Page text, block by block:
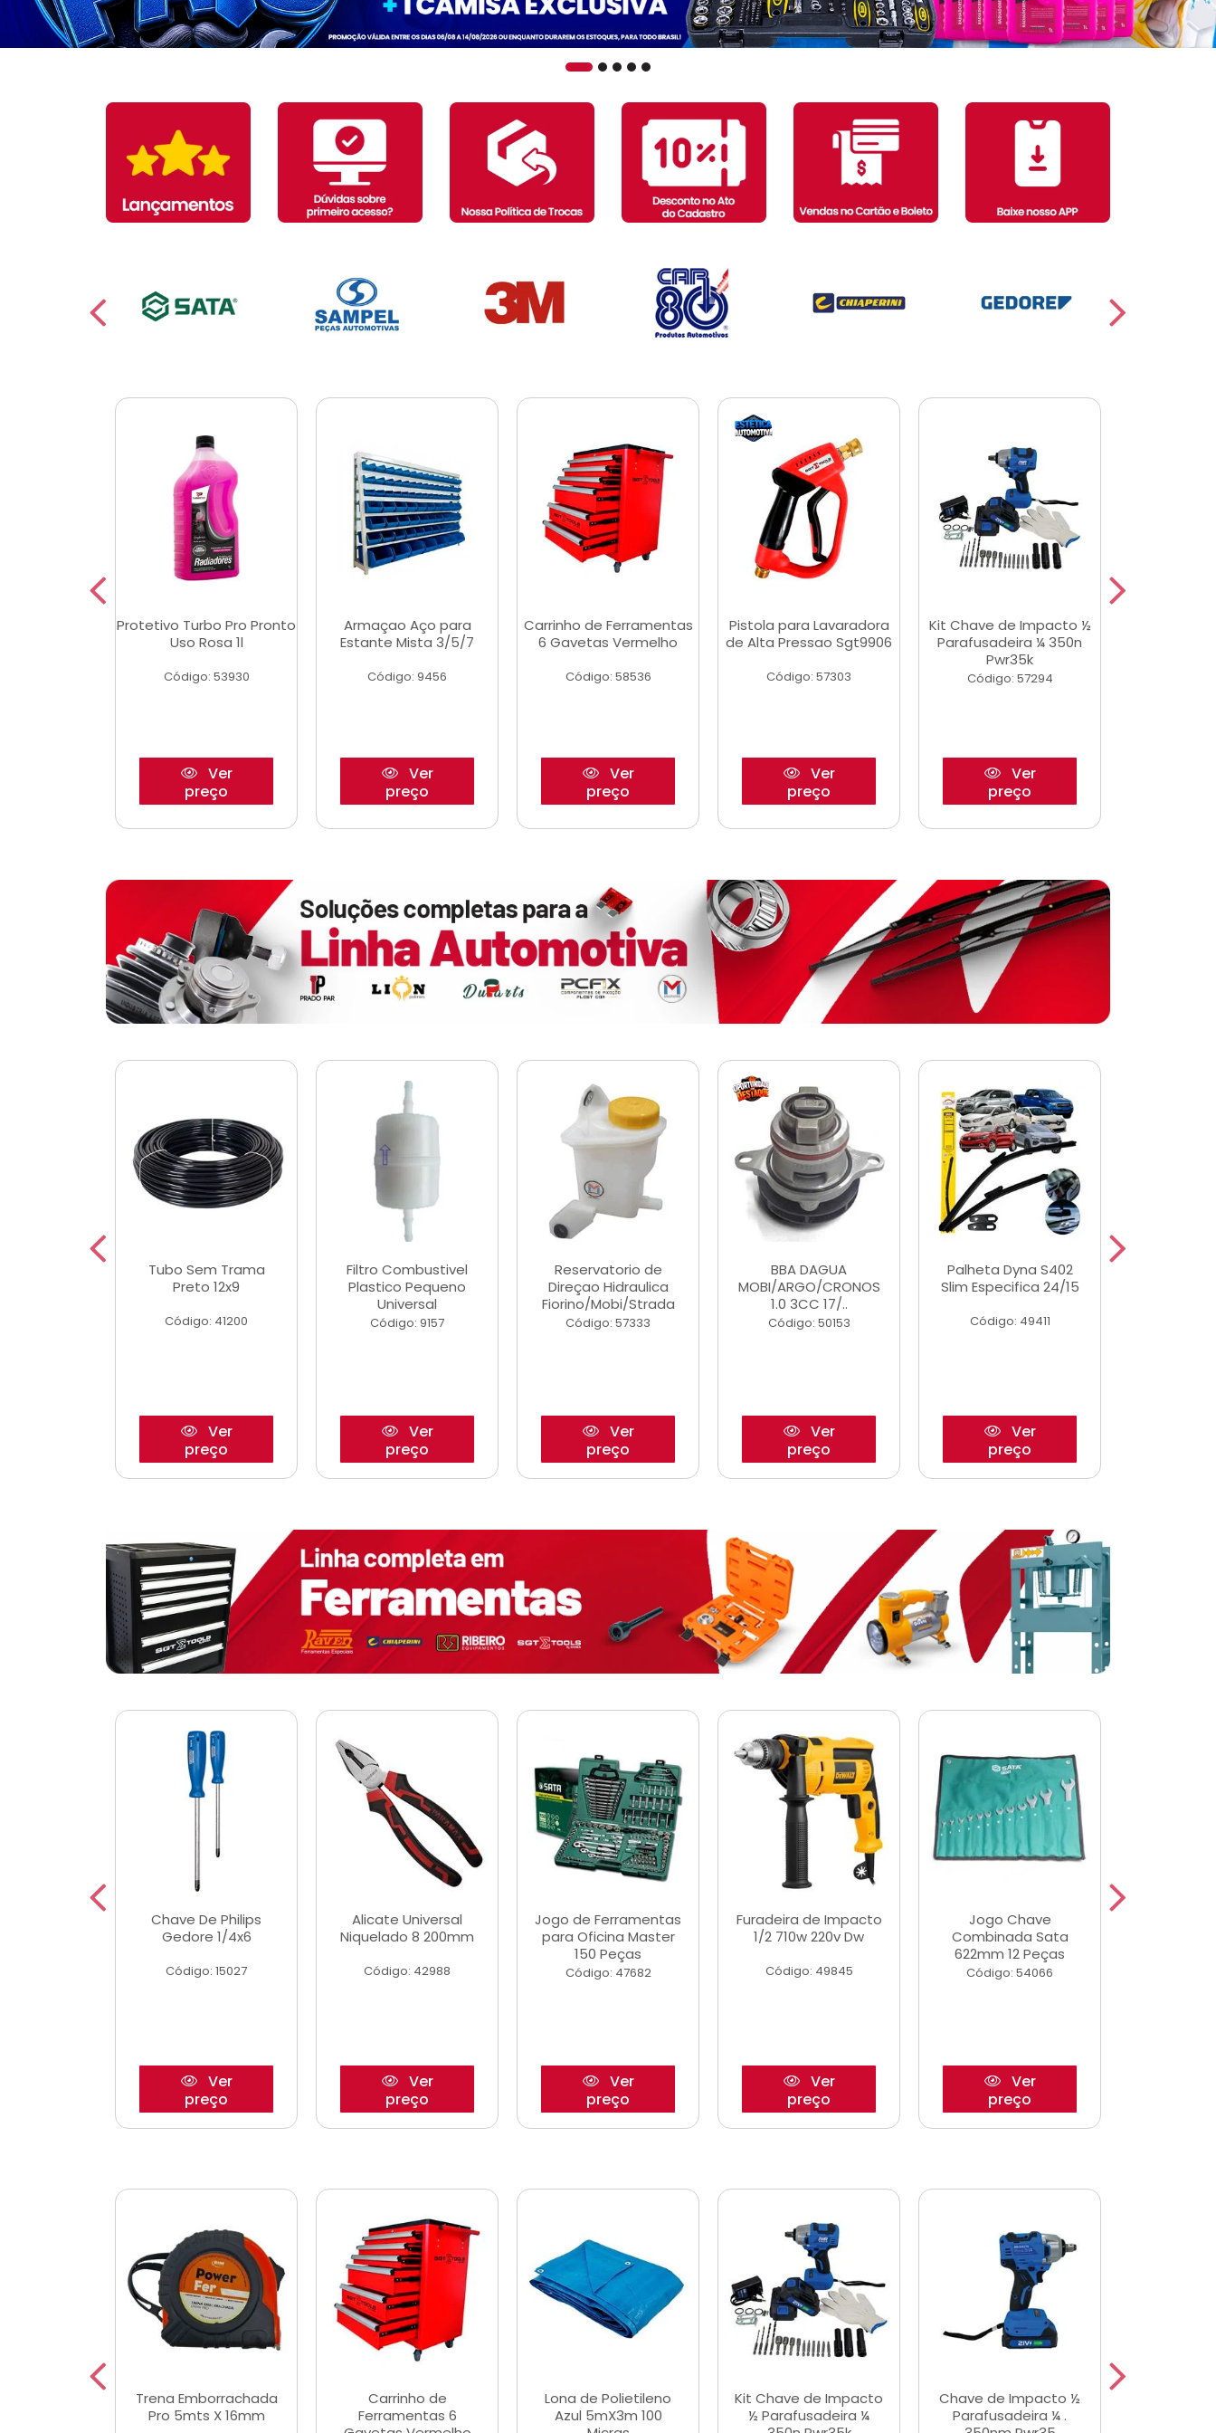
Protetivo Turbo Pro Pronto
Uso Rosa 1l
Código: 53930
Ver
preço
Armaçao Aço para
Estante Mista 3/5/7
Código: 9456
Ver
preço
Carrinho de Ferramentas
6 Gavetas Vermelho
Código: 58536
Ver
preço
Pistola para Lavaradora
de Alta Pressao Sgt9906
Código: 57303
Ver
preço
Kit Chave de Impacto ½
Parafusadeira ¼ 350n
Pwr35k
Código: 57294
Ver
preço
Tubo Sem Trama
Preto 12x9
Código: 41200
Ver
preço
Filtro Combustivel
Plastico Pequeno
Universal
Código: 9157
Ver
preço
Reservatorio de
Direçao Hidraulica
Fiorino/Mobi/Strada
Código: 57333
Ver
preço
BBA DAGUA
MOBI/ARGO/CRONOS
1.0 3CC 17/..
Código: 50153
Ver
preço
Palheta Dyna S402
Slim Especifica 24/15
Código: 49411
Ver
preço
Chave De Philips
Gedore 1/4x6
Código: 15027
Ver
preço
Alicate Universal
Niquelado 8 200mm
Código: 42988
Ver
preço
Jogo de Ferramentas
para Oficina Master
150 Peças
Código: 47682
Ver
preço
Furadeira de Impacto
1/2 710w 220v Dw
Código: 49845
Ver
preço
Jogo Chave
Combinada Sata
622mm 12 Peças
Código: 54066
Ver
preço
Trena Emborrachada
Pro 5mts X 16mm
Carrinho de
Ferramentas 6
Lona de Polietileno
Azul 5mX3m 100
Kit Chave de Impacto
½ Parafusadeira ¼
Chave de Impacto ½
Parafusadeira ¼ .